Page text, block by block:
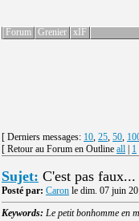
Forum Grenier xIF
[ Derniers messages: 10, 25, 50,
[ Retour au Forum en Outline all 1
Sujet: C'est pas faux...
Posté par: Caron le dim. 07 juin
Keywords: Le petit bonhomme en